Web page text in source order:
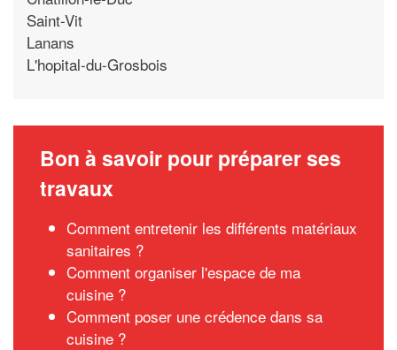
Saint-Vit
Lanans
L'hopital-du-Grosbois
Bon à savoir pour préparer ses
travaux
Comment entretenir les différents matériaux
sanitaires ?
Comment organiser l'espace de ma
cuisine ?
Comment poser une crédence dans sa
cuisine ?